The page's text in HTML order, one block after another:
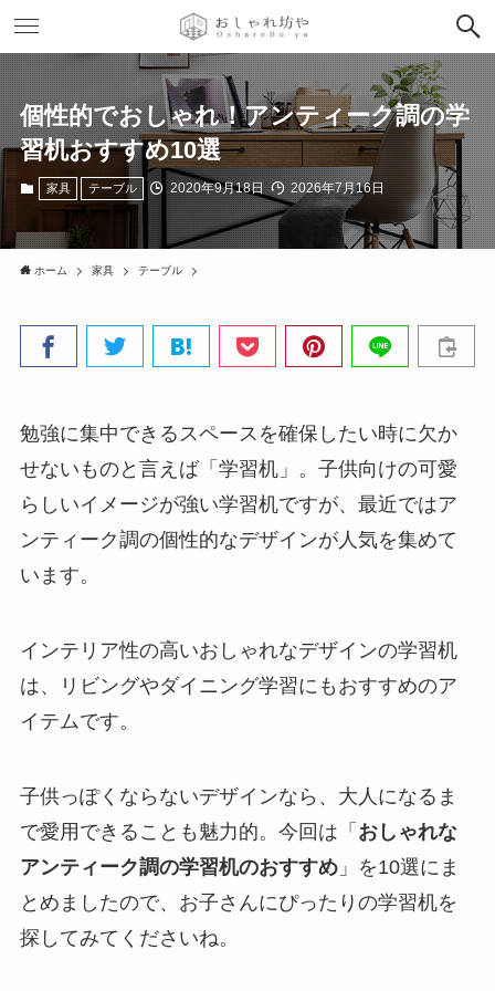
個性的でおしゃれ！アンティーク調の学
習机おすすめ10選
家具 テーブル 2020年9月18日 2026年7月16日
ホーム 家具 テーブル
勉強に集中できるスペースを確保したい時に欠か
せないものと言えば「学習机」。子供向けの可愛
らしいイメージが強い学習机ですが、最近ではア
ンティーク調の個性的なデザインが人気を集めて
います。
インテリア性の高いおしゃれなデザインの学習机
は、リビングやダイニング学習にもおすすめのア
イテムです。
子供っぽくならないデザインなら、大人になるま
で愛用できることも魅力的。今回は「 おしゃれな
アンティーク調の学習机のおすすめ」を10選にま
とめましたので、お子さんにぴったりの学習机を
探してみてくださいね。